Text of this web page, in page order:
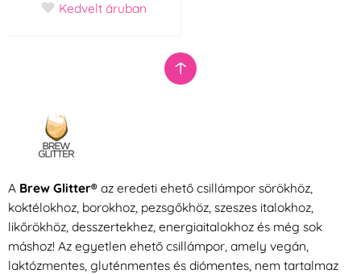
Kedvelt áruban
A Brew Glitter® az eredeti ehető csillámpor sörökhöz,
koktélokhoz, borokhoz, pezsgőkhöz, szeszes italokhoz,
likőrökhöz, desszertekhez, energiaitalokhoz és még sok
máshoz! Az egyetlen ehető csillámpor, amely vegán,
laktózmentes, gluténmentes és diómentes, nem tartalmaz